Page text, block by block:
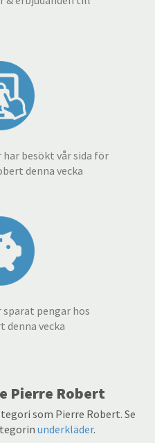
har besökt vår sida för
denna vecka
sparat pengar hos
denna vecka
Pierre Robert
som Pierre Robert. Se
underkläder.